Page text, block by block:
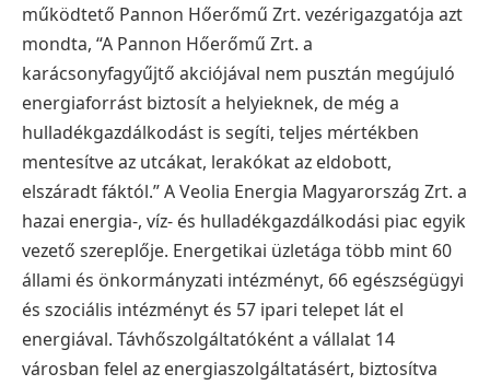
működtető Pannon Hőerőmű Zrt. vezérigazgatója azt
mondta, “A Pannon Hőerőmű Zrt. a
karácsonyfagyűjtő akciójával nem pusztán megújuló
energiaforrást biztosít a helyieknek, de még a
hulladékgazdálkodást is segíti, teljes mértékben
mentesítve az utcákat, lerakókat az eldobott,
elszáradt fáktól.”A Veolia Energia Magyarország Zrt. a
hazai energia-, víz- és hulladékgazdálkodási piac egyik
vezető szereplője. Energetikai üzletága több mint 60
állami és önkormányzati intézményt, 66 egészségügyi
és szociális intézményt és 57 ipari telepet lát el
energiával. Távhőszolgáltatóként a vállalat 14
városban felel az energiaszolgáltatásért, biztosítva